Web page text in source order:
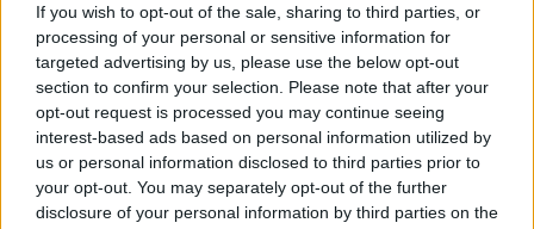
If you wish to opt-out of the sale, sharing to third parties, or
processing of your personal or sensitive information for
targeted advertising by us, please use the below opt-out
section to confirm your selection. Please note that after your
opt-out request is processed you may continue seeing
interest-based ads based on personal information utilized by
us or personal information disclosed to third parties prior to
your opt-out. You may separately opt-out of the further
disclosure of your personal information by third parties on the
provincia nel 2026
Sofia Ricci · 6 Ago 2026
OFFERTE DI LAVORO